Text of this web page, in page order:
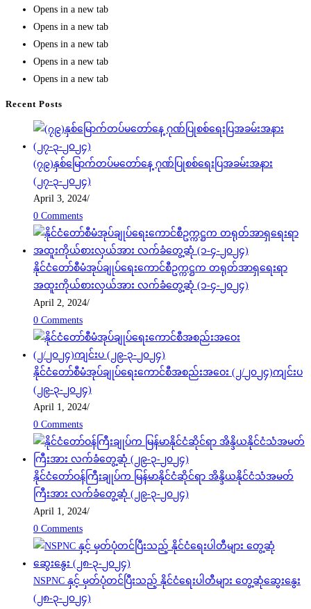
Opens in a new tab
Opens in a new tab
Opens in a new tab
Opens in a new tab
Opens in a new tab
Recent Posts
(၇၉)နှစ်မြောက်တပ်မတော်နေ့ ဂုဏ်ပြုစစ်ရေးပြအခမ်းအနား
(၂၇-၃-၂၀၂၄)
April 3, 2024/
0 Comments
နိုင်ငံတော်စီမံအုပ်ချုပ်ရေးကောင်စီဥက္ကဋ္ဌက တရုတ်အာရှရေးရာ
အထူးကိုယ်စားလှယ်အား လက်ခံတွေ့ဆုံ (၁-၄-၂၀၂၄)
April 2, 2024/
0 Comments
နိုင်ငံတော်စီမံအုပ်ချုပ်ရေးကောင်စီအစည်းအဝေး (၂/၂၀၂၄)ကျင်းပ
(၂၉-၃-၂၀၂၄)
April 1, 2024/
0 Comments
နိုင်ငံတော်ဝန်ကြီးချုပ်က မြန်မာနိုင်ငံဆိုင်ရာ အိန္ဒိယနိုင်ငံသံအမတ်
ကြီးအား လက်ခံတွေ့ဆုံ (၂၉-၃-၂၀၂၄)
April 1, 2024/
0 Comments
NSPNC နှင့် မှတ်ပုံတင်ပြီးသည့် နိုင်ငံရေးပါတီများ တွေ့ဆုံဆွေးနွေး
(၂၈-၃-၂၀၂၄)